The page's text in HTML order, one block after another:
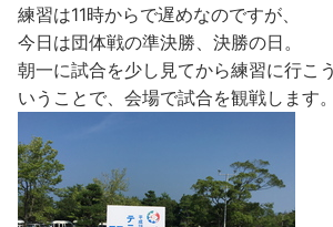
練習は11時からで遅めなのですが、
今日は団体戦の準決勝、決勝の日。
朝一に試合を少し見てから練習に行こ
いうことで、会場で試合を観戦します。